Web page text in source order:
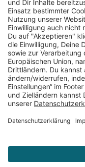
Impressum